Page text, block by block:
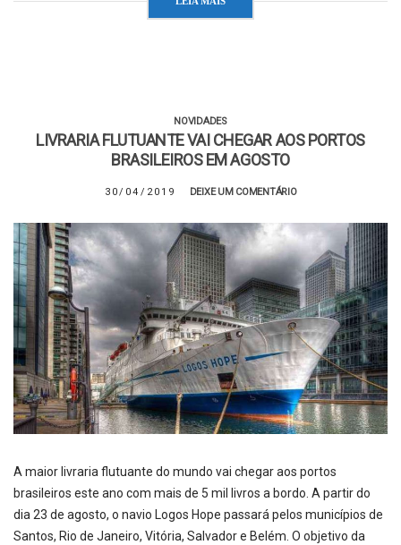
NOVIDADES
LIVRARIA FLUTUANTE VAI CHEGAR AOS PORTOS
BRASILEIROS EM AGOSTO
30/04/2019 DEIXE UM COMENTÁRIO
A maior livraria flutuante do mundo vai chegar aos portos
brasileiros este ano com mais de 5 mil livros a bordo. A partir do
dia 23 de agosto, o navio Logos Hope passará pelos municípios de
Santos, Rio de Janeiro, Vitória, Salvador e Belém. O objetivo da